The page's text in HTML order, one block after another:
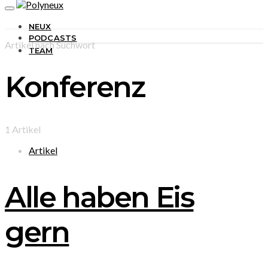
NEUX
PODCASTS
TEAM
Artikel nach Suchwort
Konferenz
1 Artikel
Artikel
Alle haben Eis
gern